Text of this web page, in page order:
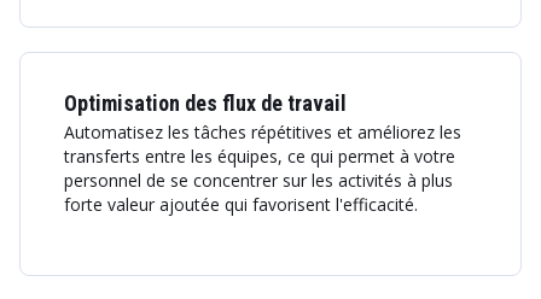
Optimisation des flux de travail
Automatisez les tâches répétitives et améliorez les
transferts entre les équipes, ce qui permet à votre
personnel de se concentrer sur les activités à plus
forte valeur ajoutée qui favorisent l'efficacité.